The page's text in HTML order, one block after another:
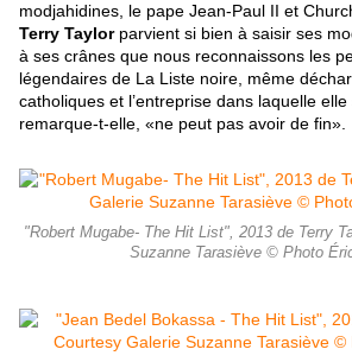
modjahidines, le pape Jean-Paul II et
Terry Taylorparvient si bien à saisir ses
à ses crânes que nous reconnaissons les
légendaires de La Liste noire , même
catholiques et l’entreprise dans laquelle elle
remarque-t-elle, «ne peut pas avoir de fin».
"Robert Mugabe- The Hit List", 2013 de Terry
Suzanne Tarasiève © Photo